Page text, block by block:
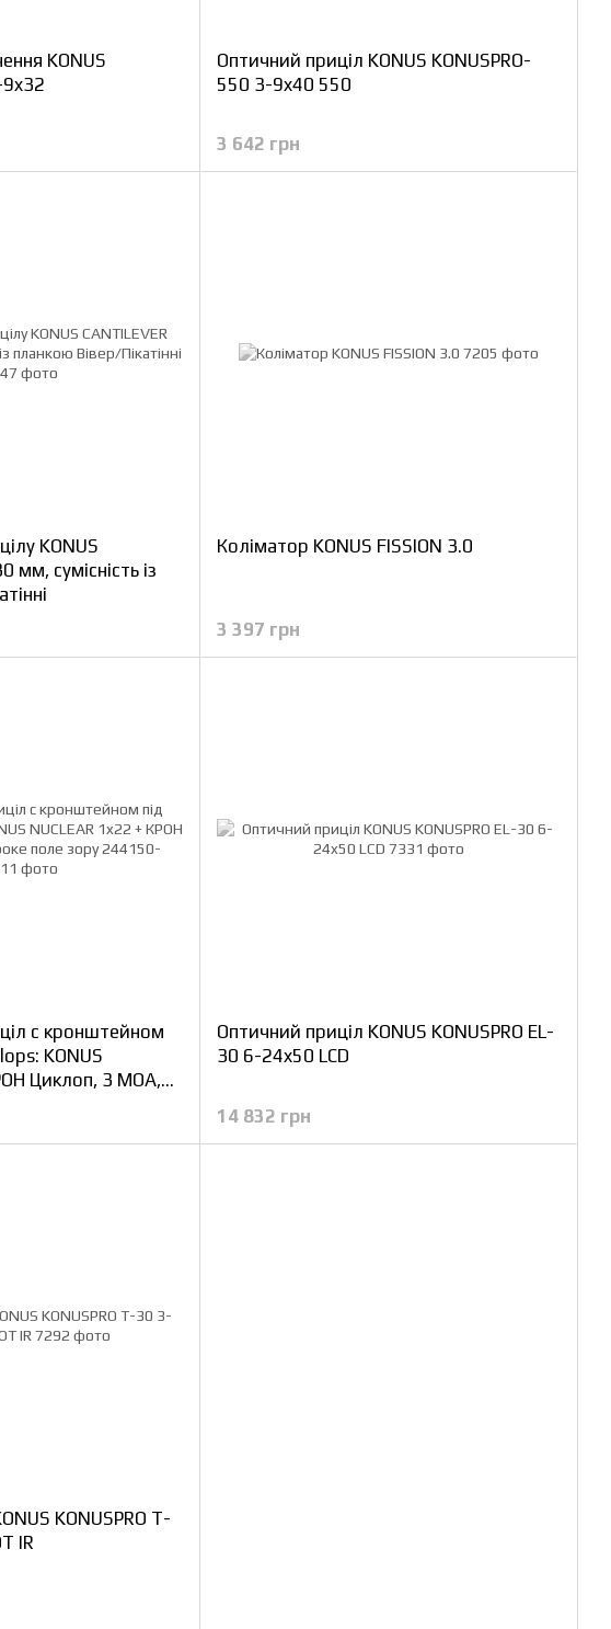
KONUS
9x32
Оптичний приціл KONUS KONUSPRO-
550 3-9x40 550
3 642 грн
KONUS
мм, сумісність із
Коліматор KONUS FISSION 3.0
3 397 грн
с кронштейном
KONUS
Циклоп, 3 MOA,
Оптичний приціл KONUS KONUSPRO EL-
30 6-24x50 LCD
14 832 грн
KONUSPRO T-
IR